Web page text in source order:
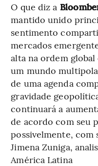
O que diz a
mantido unido
sentimento
mercados
alta na ordem
um mundo
de uma agenda
gravidade
continuará a
de acordo com seu
possivelmente, com
Jimena Zuniga,
América Latina